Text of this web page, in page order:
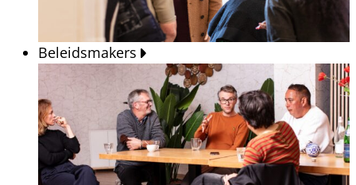
Beleidsmakers